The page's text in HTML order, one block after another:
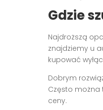
Gdzie
Najdroższą
znajdziemy u
kupować
Dobrym
Często można
ceny.